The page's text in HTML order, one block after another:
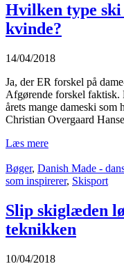
Hvilken type
kvinde?
14/04/2018
Ja, der ER forskel på
Afgørende forskel faktisk.
årets mange dameski som
Christian Overgaard
Læs mere
Bøger, Danish Made -
som inspirerer, Skisport
Slip skiglæden
teknikken
10/04/2018